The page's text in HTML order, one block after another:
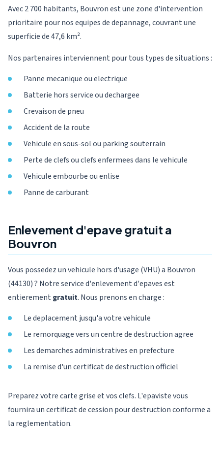
Avec 2 700 habitants, Bouvron est une zone d'intervention
prioritaire pour nos equipes de depannage, couvrant une
superficie de 47,6 km².
Nos partenaires interviennent pour tous types de situations :
Panne mecanique ou electrique
Batterie hors service ou dechargee
Crevaison de pneu
Accident de la route
Vehicule en sous-sol ou parking souterrain
Perte de clefs ou clefs enfermees dans le vehicule
Vehicule embourbe ou enlise
Panne de carburant
Enlevement d'epave gratuit a
Bouvron
Vous possedez un vehicule hors d'usage (VHU) a Bouvron
(44130) ? Notre service d'enlevement d'epaves est
entierement gratuit. Nous prenons en charge :
Le deplacement jusqu'a votre vehicule
Le remorquage vers un centre de destruction agree
Les demarches administratives en prefecture
La remise d'un certificat de destruction officiel
Preparez votre carte grise et vos clefs. L'epaviste vous
fournira un certificat de cession pour destruction conforme a
la reglementation.